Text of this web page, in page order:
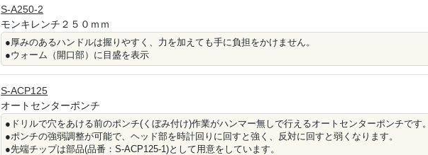
S-A250-2
モンキレンチ２５０ｍｍ
●厚みのあるハンドルは握りやすく、力を加えても手に負担をかけません。
●ウォーム（開口部）に目盛を表示
S-ACP125
オートセンターポンチ
●ドリルで穴をあける前のポンチ(くぼみ付け)作業がハンマー無しで行えるオートセンターポンチです。
●ポンチの強弱調整が可能で、ヘッド部を時計回りに回すと強く、反対に回すと弱くなります。
●先端チップは部品(品番：S-ACP125-1)として用意をしています。